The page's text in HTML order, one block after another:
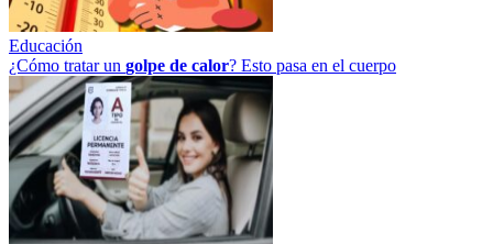
Educación
¿Cómo tratar un golpe de calor? Esto pasa en el cuerpo